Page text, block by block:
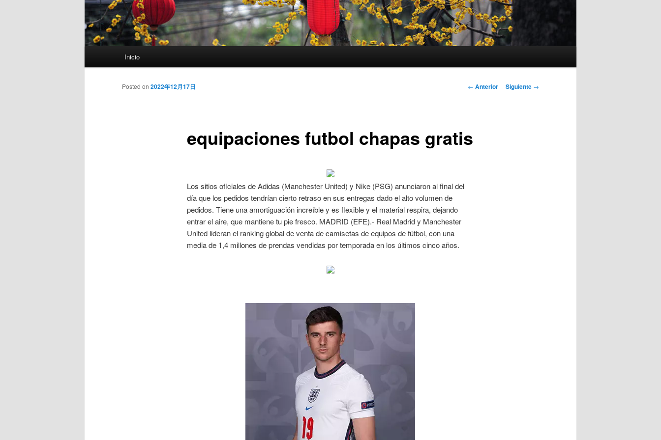
Inicio
Navegación
← Anterior Siguiente →
equipaciones futbol chapas gratis
Posted on 2022年12月17日
Los sitios oficiales de Adidas (Manchester United) y Nike (PSG) anunciaron al final del
día que los pedidos tendrían cierto retraso en sus entregas dado el alto volumen de
pedidos. Tiene una amortiguación increíble y es flexible y el material respira, dejando
entrar el aire, que mantiene tu pie fresco. MADRID (EFE).- Real Madrid y Manchester
United lideran el ranking global de venta de camisetas de equipos de fútbol, con una
media de 1,4 millones de prendas vendidas por temporada en los últimos cinco años.